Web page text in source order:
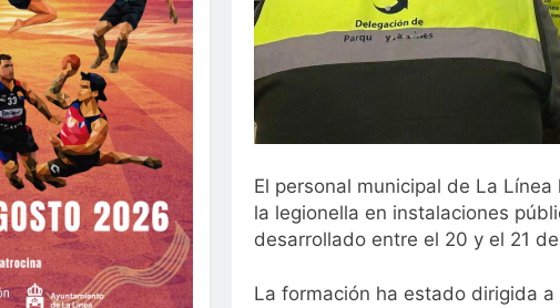
El personal municipal de La
la legionella en instalaciones
desarrollado entre el 20 y el 21
La formación ha estado dirigida